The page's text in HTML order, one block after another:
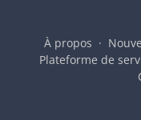
À propos
Plateforme de